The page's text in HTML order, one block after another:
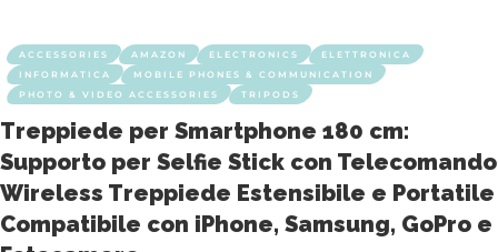
ACCESSORIES AMAZON ELECTRONICS
ELETTRONICA
INFORMATICA
MOBILE PHONES & COMMUNICATION
PHOTO & VIDEO ACCESSORIES
TRIPODS
Treppiede per Smartphone 180 cm:
Supporto per Selfie Stick con Telecomando
Wireless Treppiede Estensibile e Portatile
Compatibile con iPhone, Samsung, GoPro e